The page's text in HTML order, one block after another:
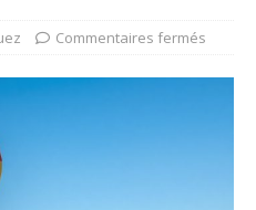
Commentaires fermés